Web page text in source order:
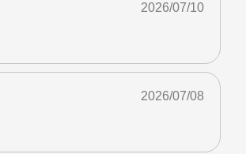
2026/07/10
2026/07/08